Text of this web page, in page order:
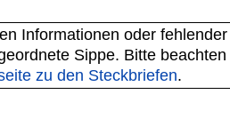
Informationen oder
Sippe. Bitte
zu den Steckbriefen.